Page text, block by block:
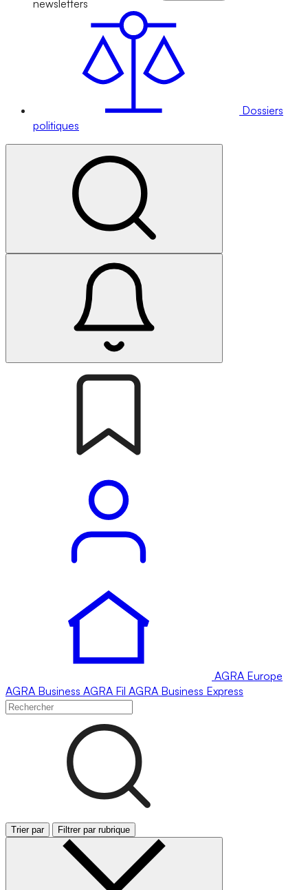
newsletters
Dossiers
politiques
AGRA Europe
AGRA Business AGRA Fil AGRA Business Express
Trier par Filtrer par rubrique